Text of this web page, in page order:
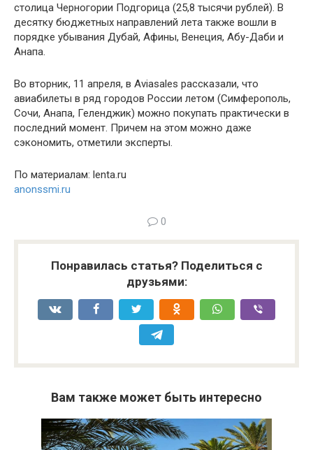
столица Черногории Подгорица (25,8 тысячи рублей). В
десятку бюджетных направлений лета также вошли в
порядке убывания Дубай, Афины, Венеция, Абу-Даби и
Анапа.
Во вторник, 11 апреля, в Aviasales рассказали, что
авиабилеты в ряд городов России летом (Симферополь,
Сочи, Анапа, Геленджик) можно покупать практически в
последний момент. Причем на этом можно даже
сэкономить, отметили эксперты.
По материалам: lenta.ru
anonssmi.ru
0
Понравилась статья? Поделиться с
друзьями:
Вам также может быть интересно